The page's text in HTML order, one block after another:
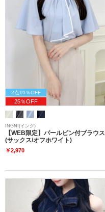
2点10％OFF
25％OFF
INGNI(イング)
【WEB限定】パールピン付ブラウス
(サックス/オフホワイト)
￥2,970